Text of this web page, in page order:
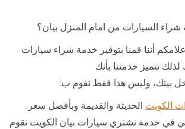
السيارات من امام المنزل بيان؟
أننا قمنا بتوفير خدمة شراء سيارات
تتميز خدمتنا بأنك
بيتك، وليس هذا فقط نقوم ب:
الكويت الحديثة والقديمة وبأفضل سعر.
في خدمة نشتري سيارات بيان الكويت نقوم